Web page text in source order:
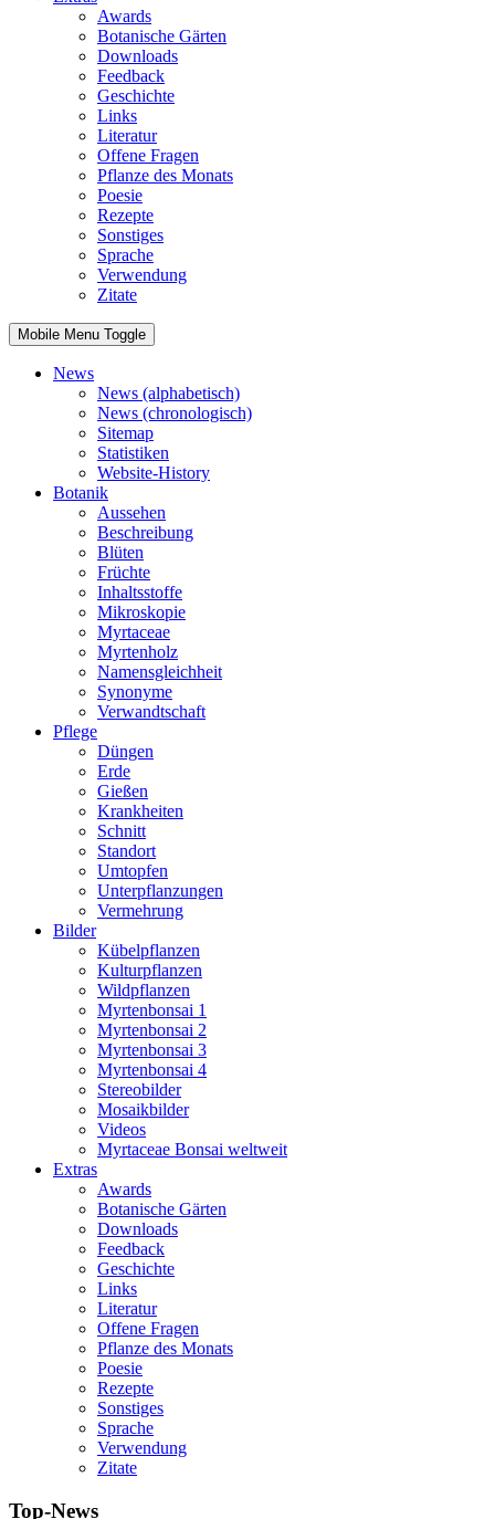
Awards
Botanische Gärten
Downloads
Feedback
Geschichte
Links
Literatur
Offene Fragen
Pflanze des Monats
Poesie
Rezepte
Sonstiges
Sprache
Verwendung
Zitate
Mobile Menu Toggle
News
News (alphabetisch)
News (chronologisch)
Sitemap
Statistiken
Website-History
Botanik
Aussehen
Beschreibung
Blüten
Früchte
Inhaltsstoffe
Mikroskopie
Myrtaceae
Myrtenholz
Namensgleichheit
Synonyme
Verwandtschaft
Pflege
Düngen
Erde
Gießen
Krankheiten
Schnitt
Standort
Umtopfen
Unterpflanzungen
Vermehrung
Bilder
Kübelpflanzen
Kulturpflanzen
Wildpflanzen
Myrtenbonsai 1
Myrtenbonsai 2
Myrtenbonsai 3
Myrtenbonsai 4
Stereobilder
Mosaikbilder
Videos
Myrtaceae Bonsai weltweit
Extras
Awards
Botanische Gärten
Downloads
Feedback
Geschichte
Links
Literatur
Offene Fragen
Pflanze des Monats
Poesie
Rezepte
Sonstiges
Sprache
Verwendung
Zitate
Top-News